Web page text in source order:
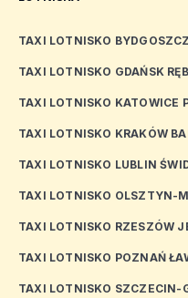
TAXI LOTNISKO
TAXI LOTNISKO GDAŃSK
TAXI LOTNISKO KATOWICE
TAXI LOTNISKO KRAKÓW
TAXI LOTNISKO LUBLIN
TAXI LOTNISKO OLSZTYN-
TAXI LOTNISKO RZESZÓW
TAXI LOTNISKO POZNAŃ
TAXI LOTNISKO SZCZECIN-